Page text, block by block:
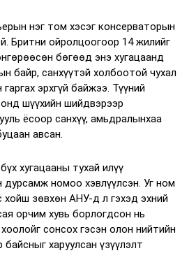
нэг том хэсэг консерваторын
Бритни ойролцоогоор 14 жилийг
бөгөөд энэ хугацаанд
байр, санхүүтэй холбоотой чухал
эрхгүй байжээ. Түүний
шүүхийн шийдвэрээр
ёсоор санхүү, амьдралынхаа
авсан.
хугацааны тухай илүү
дурсамж номоо хэвлүүлсэн. Уг ном
хойш зөвхөн АНУ-д л гэхэд эхний
орчим хувь борлогдсон нь
сонсох гэсэн олон нийтийн
харуулсан үзүүлэлт